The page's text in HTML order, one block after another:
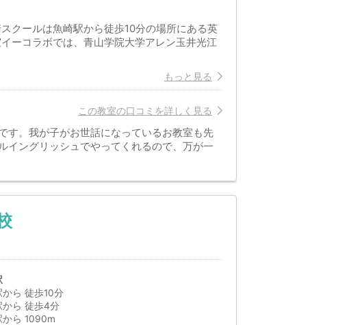
クールは魚崎駅から徒歩10分の場所にある英
ーコラボでは、青山学院大学アレン玉井光江
もっと見る
この教室の口コミを詳しく見る
す。我が子がお世話になっているお教室も先
イングリッシュでやってくれるので、万が一
から 徒歩10分
から 徒歩4分
から 1090m